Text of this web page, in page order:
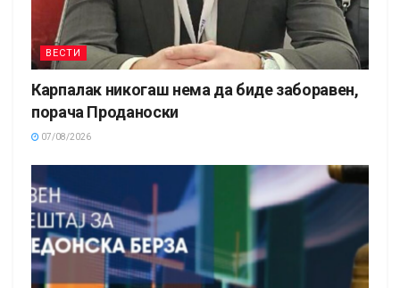
ВЕСТИ
Карпалак никогаш нема да биде заборавен,
порача Проданоски
07/08/2026